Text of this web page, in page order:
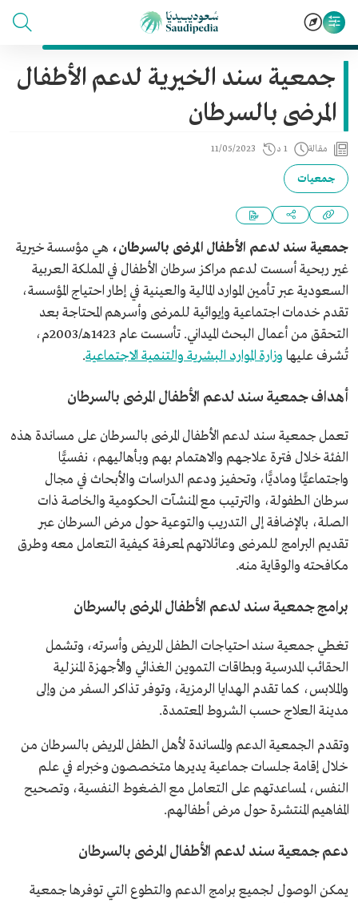
جمعية سند الخيرية لدعم الأطفال
المرضى بالسرطان
مقالة 1 د 11/05/2023
جمعيات
جمعية سند لدعم الأطفال المرضى بالسرطان، هي مؤسسة خيرية
غير ربحية أسست لدعم مراكز سرطان الأطفال في المملكة العربية
السعودية عبر تأمين الموارد المالية والعينية في إطار احتياج المؤسسة،
تقدم خدمات اجتماعية وإيوائية للمرضى وأسرهم المحتاجة بعد
التحقق من أعمال البحث الميداني. تأسست عام 1423هـ/2003م،
تُشرف عليها وزارة الموارد البشرية والتنمية الاجتماعية.
أهداف جمعية سند لدعم الأطفال المرضى بالسرطان
تعمل جمعية سند لدعم الأطفال المرضى بالسرطان على مساندة هذه
الفئة خلال فترة علاجهم والاهتمام بهم وبأهاليهم، نفسيًّا
واجتماعيًّا وماديًّا، وتحفيز ودعم الدراسات والأبحاث في مجال
سرطان الطفولة، والترتيب مع المنشآت الحكومية والخاصة ذات
الصلة، بالإضافة إلى التدريب والتوعية حول مرض السرطان عبر
تقديم البرامج للمرضى وعائلاتهم لمعرفة كيفية التعامل معه وطرق
مكافحته والوقاية منه.
برامج جمعية سند لدعم الأطفال المرضى بالسرطان
تغطي جمعية سند احتياجات الطفل المريض وأسرته، وتشمل
الحقائب المدرسية وبطاقات التموين الغذائي والأجهزة المنزلية
والملابس، كما تقدم الهدايا الرمزية، وتوفر تذاكر السفر من وإلى
مدينة العلاج حسب الشروط المعتمدة.
وتقدم الجمعية الدعم والمساندة لأهل الطفل المريض بالسرطان من
خلال إقامة جلسات جماعية يديرها متخصصون وخبراء في علم
النفس، لمساعدتهم على التعامل مع الضغوط النفسية، وتصحيح
المفاهيم المنتشرة حول مرض أطفالهم.
دعم جمعية سند لدعم الأطفال المرضى بالسرطان
يمكن الوصول لجميع برامج الدعم والتطوع التي توفرها جمعية